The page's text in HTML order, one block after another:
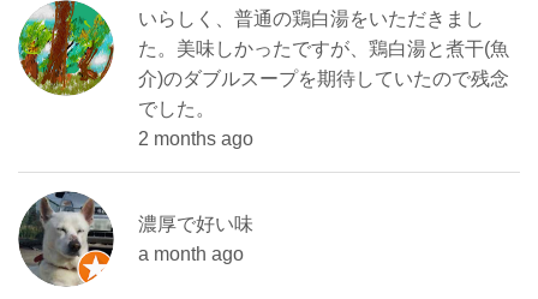
いらしく、普通の鶏白湯をいただきまし
た。美味しかったですが、鶏白湯と煮干(魚
介)のダブルスープを期待していたので残念
でした。
2 months ago
濃厚で好い味
a month ago